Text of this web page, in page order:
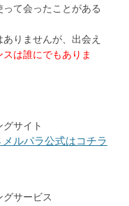
て会ったことがある
りませんが、出会え
は誰にでもありま
サイト
ルパラ公式はコチラ
サービス